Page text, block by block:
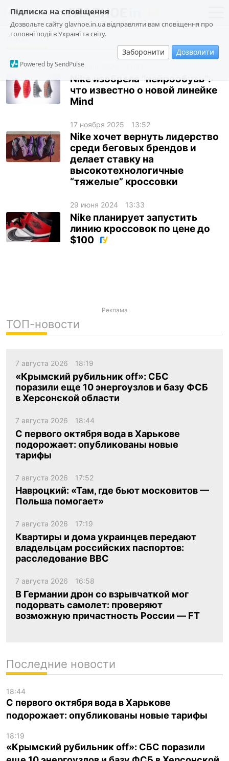
Підписка на сповіщення
Дозвольте сайту glavnoe.in.ua відправляти вам сповіщення про
головні події в Україні та світу.
Заборонити Дозволити
Powered by SendPulse
новости
о проекте
общество
происшествия
техно
спорт
лонгриды
харьков
архив
gambling
nike
25 июня 2026
Nike изобрела “нейрообувь”:
что известно о новой линейке
Mind
17 ноября 2025 13:52
Nike хочет вернуть лидерство
среди беговых брендов и
делает ставку на
высокотехнологичные
“тяжелые” кроссовки
29 июня 2024 13:33
Nike планирует запустить
линию кроссовок по цене до
$100
Реклама
ТОП-новости
7 августа 2026 18:19
«Крымский рубильник off»: СБС
поразили еще 10 энергоузлов и базу ФСБ
в Херсонской области
7 августа 2026 18:44
С первого октября вода в Харькове
подорожает: опубликованы новые
тарифы
7 августа 2026 17:52
Навроцкий: «Там, где бьют московитов —
Польша помогает»
7 августа 2026 17:19
Квартиры и дома украинцев передают
владельцам российских паспортов:
расследование BBC
7 августа 2026 16:58
В Германии дрон со взрывчаткой мог
подорвать самолет: проверяют
возможную причастность России — FT
Последние новости
18:44
С первого октября вода в Харькове
подорожает: опубликованы новые тарифы
18:19
«Крымский рубильник off»: СБС поразили